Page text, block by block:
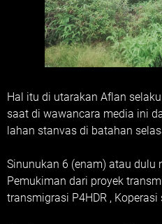
Hal itu di utarakan Aflan
saat di wawancara media ini
lahan stanvas di batahan
Sinunukan 6 (enam) atau dulu
Pemukiman dari proyek
transmigrasi P4HDR ,